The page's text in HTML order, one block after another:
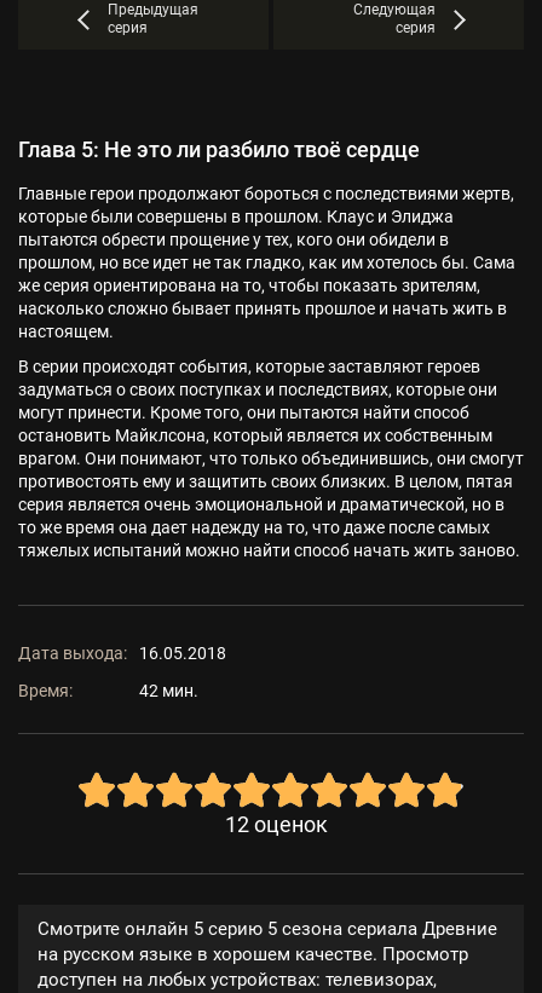
Предыдущая
серия
Следующая
серия
Глава 5: Не это ли разбило твоё сердце
Главные герои продолжают бороться с последствиями жертв,
которые были совершены в прошлом. Клаус и Элиджа
пытаются обрести прощение у тех, кого они обидели в
прошлом, но все идет не так гладко, как им хотелось бы. Сама
же серия ориентирована на то, чтобы показать зрителям,
насколько сложно бывает принять прошлое и начать жить в
настоящем.
В серии происходят события, которые заставляют героев
задуматься о своих поступках и последствиях, которые они
могут принести. Кроме того, они пытаются найти способ
остановить Майклсона, который является их собственным
врагом. Они понимают, что только объединившись, они смогут
противостоять ему и защитить своих близких. В целом, пятая
серия является очень эмоциональной и драматической, но в
то же время она дает надежду на то, что даже после самых
тяжелых испытаний можно найти способ начать жить заново.
Дата выхода:
16.05.2018
Время:
42 мин.
12 оценок
Смотрите онлайн 5 серию 5 сезона сериала Древние
на русском языке в хорошем качестве. Просмотр
доступен на любых устройствах: телевизорах,